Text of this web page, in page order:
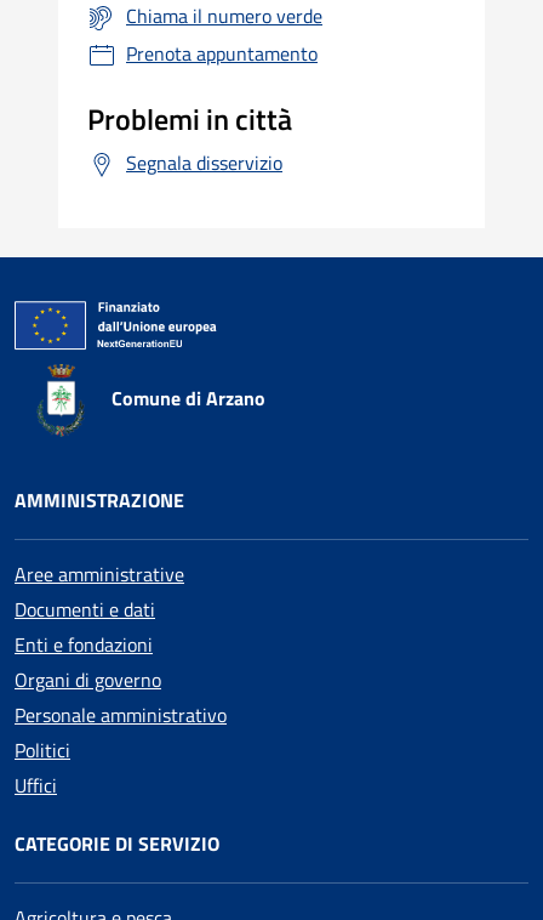
Chiama il numero verde
Prenota appuntamento
Problemi in città
Segnala disservizio
Comune di Arzano
AMMINISTRAZIONE
Aree amministrative
Documenti e dati
Enti e fondazioni
Organi di governo
Personale amministrativo
Politici
Uffici
CATEGORIE DI SERVIZIO